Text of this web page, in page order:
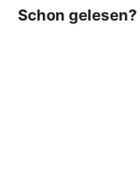
Schon gelesen?